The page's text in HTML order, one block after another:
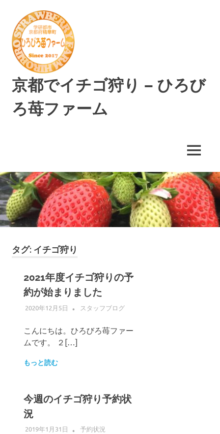
京都でイチゴ狩り – ひろび
ろ苺ファーム
味
し
い
イ
チ
ゴ
み
MENU
タグ: イチゴ狩り
2021年度イチゴ狩りの予
約が始まりました
2020年12月5日 ADMIN
スタッフブログ
こんにちは。ひろびろ苺ファー
ムです。 ２[…]
もっと読む
今週のイチゴ狩り予約状
況
2019年1月31日 ADMIN
予約状況